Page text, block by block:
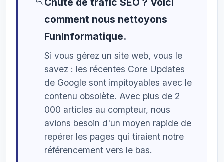
Chute de trafic SEO ? Voici
comment nous nettoyons
FunInformatique.
Si vous gérez un site web, vous le
savez : les récentes Core Updates
de Google sont impitoyables avec le
contenu obsolète. Avec plus de 2
000 articles au compteur, nous
avions besoin d'un moyen rapide de
repérer les pages qui tiraient notre
référencement vers le bas.